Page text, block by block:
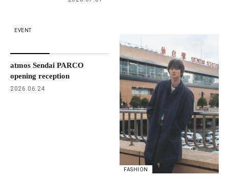
EVENT
atmos Sendai PARCO
opening reception
2026.06.24
FASHION